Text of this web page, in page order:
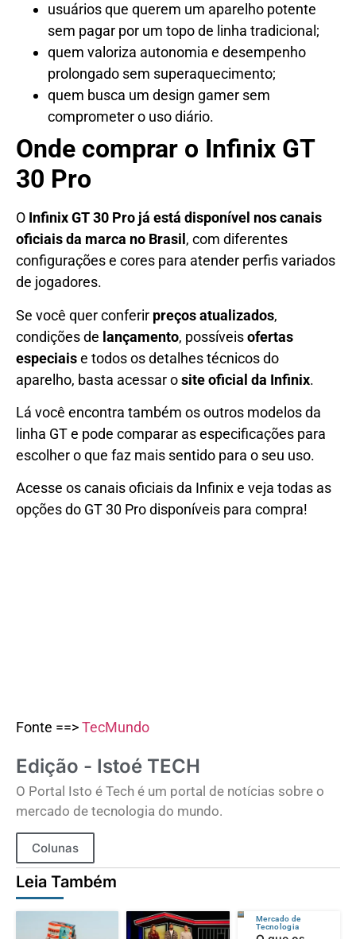
usuários que querem um aparelho potente
sem pagar por um topo de linha tradicional;
quem valoriza autonomia e desempenho
prolongado sem superaquecimento;
quem busca um design gamer sem
comprometer o uso diário.
Onde comprar o Infinix GT
30 Pro
O Infinix GT 30 Pro já está disponível nos canais
oficiais da marca no Brasil , com diferentes
configurações e cores para atender perfis variados
de jogadores.
Se você quer conferir preços atualizados,
condições de lançamento, possíveisofertas
especiaise todos os detalhes técnicos do
aparelho, basta acessar osite oficial da Infinix.
Lá você encontra também os outros modelos da
linha GT e pode comparar as especificações para
escolher o que faz mais sentido para o seu uso.
Acesse os canais oficiais da Infinix e veja todas as
opções do GT 30 Pro disponíveis para compra!
Fonte ==>TecMundo
Edição - Istoé TECH
O Portal Isto é Tech é um portal de notícias sobre o
mercado de tecnologia do mundo.
Colunas
Leia Também
Mercado de
Tecnologia